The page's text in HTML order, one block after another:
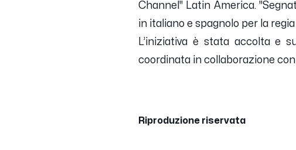
Channel" Latin America.
in italiano e spagnolo per la
L’iniziativa è stata accolta e
coordinata in collaborazione
Riproduzione riservata